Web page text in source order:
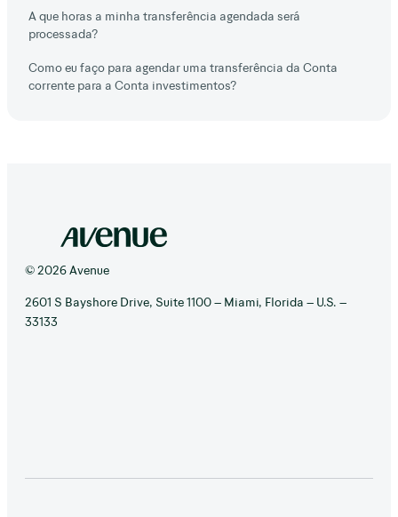
A que horas a minha transferência agendada será
processada?
Como eu faço para agendar uma transferência da Conta
corrente para a Conta investimentos?
© 2026 Avenue
2601 S Bayshore Drive, Suite 1100 – Miami, Florida – U.S. –
33133